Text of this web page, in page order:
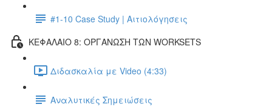
#1-10 Case Study | Αιτιολόγησεις
ΚΕΦΑΛΑΙΟ 8: ΟΡΓΑΝΩΣΗ ΤΩΝ WORKSETS
Διδασκαλία με Video (4:33)
Αναλυτικές Σημειώσεις